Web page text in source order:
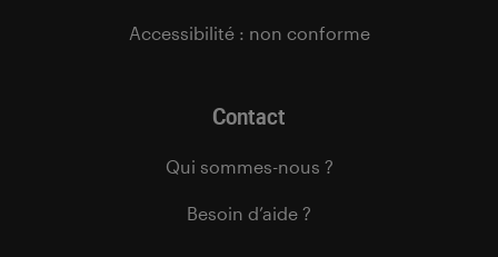
Accessibilité : non conforme
Contact
Qui sommes-nous ?
Besoin d’aide ?